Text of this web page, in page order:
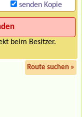
senden Kopie
beim Besitzer.
Route suchen »